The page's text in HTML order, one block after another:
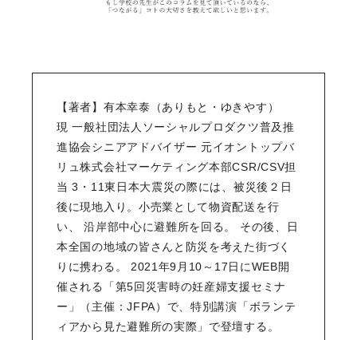
【著者】有本幸泰（ありもと・ゆきやす）
現 一般社団法人ソーシャルプロダクツ普及推
進協会シニアアドバイザー 元イオントップバ
リュ株式会社マーケティング本部CSR/CSV担
当 3・11東日本大震災の際には、被災後２日
後に現地入り。小売業として物資配送を行
い、 沿岸部中心に避難所を回る。 その後、日
本全国の地域の皆さんと防災を考えた街づく
りに携わる。 2021年9月10～17日にWEB開
催される「第5回災害時の妊産婦支援セミナ
ー」（主催：JFPA）で、特別講演「ボランテ
ィアから見た避難所の実際」で登壇する。